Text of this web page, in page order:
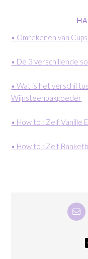
• Omrekenen van
• De 3 verschillende
• Wat is het verschil
Wijnsteenbakpoeder
• How to : Zelf Vanille
• How to : Zelf